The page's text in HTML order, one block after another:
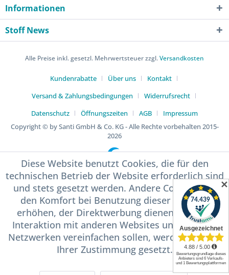
Informationen
Stoff News
Alle Preise inkl. gesetzl. Mehrwertsteuer zzgl.Versandkosten
Kundenrabatte Über uns
Kontakt
Versand & Zahlungsbedingungen
Widerrufsrecht
Datenschutz
Öffnungszeiten AGB
Impressum
Copyright © by Santi GmbH & Co. KG - Alle Rechte vorbehalten 2015-
2026
Diese Website benutzt Cookies, die für den
technischen Betrieb der Website erforderlich sind
und stets gesetzt werden. Andere Cookies, die
den Komfort bei Benutzung dieser Website
erhöhen, der Direktwerbung dienen oder die
Interaktion mit anderen Websites und sozialen
Netzwerken vereinfachen sollen, werden nur mit
Ihrer Zustimmung gesetzt.
✕